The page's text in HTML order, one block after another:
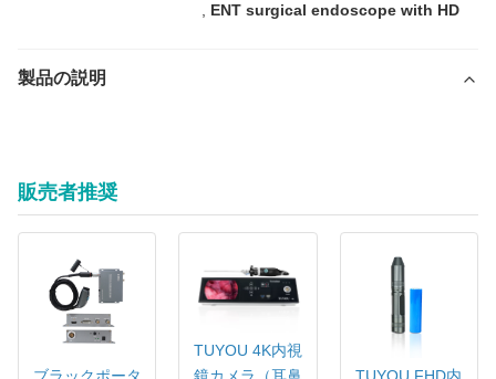
ENT surgical endoscope with HD
製品の説明
販売者推奨
TUYOU 4K内視